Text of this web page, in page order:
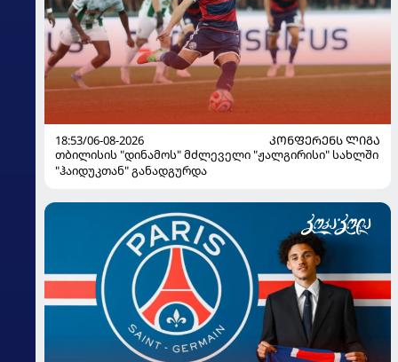
18:53/06-08-2026
ᲙᲝᲜᲤᲔᲠᲔᲜᲡ ᲚᲘᲒᲐ
თბილისის "დინამოს" მძლეველი "ჟალგირისი" სახლში
"ჰაიდუკთან" განადგურდა